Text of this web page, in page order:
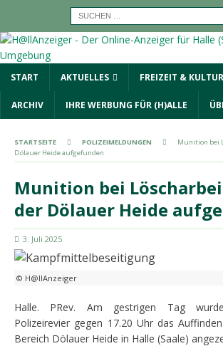
START AKTUELLES FREIZEIT & KULTUR
ARCHIV IHRE WERBUNG FÜR (H)ALLE
STARTSEITE POLIZEIMELDUNGEN
Munition bei
Dölauer Heide aufgefunden
Munition bei
der Dölauer Heide
3. Juli 2025
© H@llAnzeiger
Halle. PRev. Am gestrigen Tag
Polizeirevier gegen 17.20 Uhr das
Bereich Dölauer Heide in Halle (Saale)